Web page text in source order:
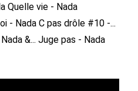
Quelle vie - Nada
- Nada C pas drôle #10 -...
&... Juge pas - Nada